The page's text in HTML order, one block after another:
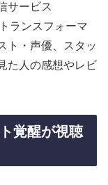
サービス
ランスフォーマ
ト・声優、スタッ
た人の感想やレビ
覚醒が視聴